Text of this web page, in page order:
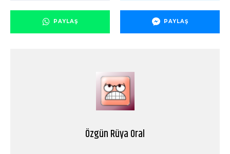
PAYLAŞ PAYLAŞ
Özgün Rüya Oral